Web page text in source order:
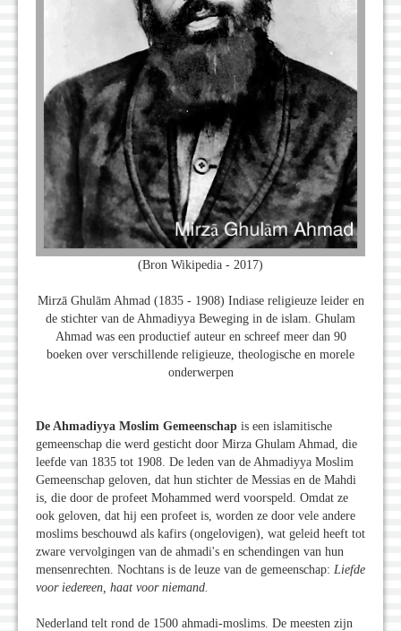
(Bron Wikipedia - 2017)
Mirzā Ghulām Ahmad (1835 - 1908) Indiase religieuze leider en
de stichter van de Ahmadiyya Beweging in de islam. Ghulam
Ahmad was een productief auteur en schreef meer dan 90
boeken over verschillende religieuze, theologische en morele
onderwerpen
De Ahmadiyya Moslim Gemeenschap is een islamitische
gemeenschap die werd gesticht door Mirza Ghulam Ahmad, die
leefde van 1835 tot 1908. De leden van de Ahmadiyya Moslim
Gemeenschap geloven, dat hun stichter de Messias en de Mahdi
is, die door de profeet Mohammed werd voorspeld. Omdat ze
ook geloven, dat hij een profeet is, worden ze door vele andere
moslims beschouwd als kafirs (ongelovigen), wat geleid heeft tot
zware vervolgingen van de ahmadi's en schendingen van hun
mensenrechten. Nochtans is de leuze van de gemeenschap: Liefde
voor iedereen, haat voor niemand.
Nederland telt rond de 1500 ahmadi-moslims. De meesten zijn